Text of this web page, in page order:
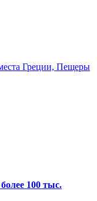
Греции, Пещеры
100 тыс.